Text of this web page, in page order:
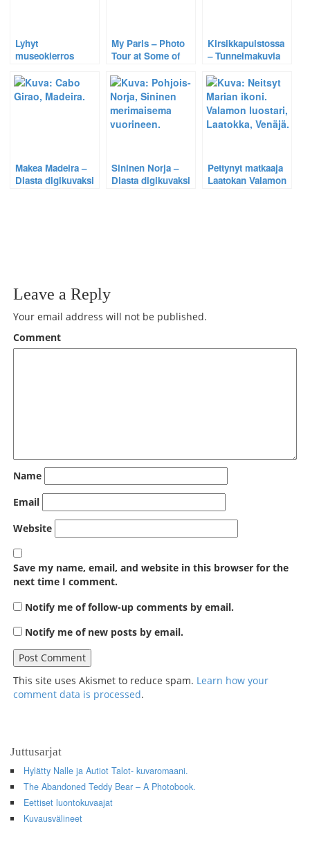
Lyhyt
museokierros
Musée d’Orsay,
Versailles,
Katakombit
My Paris – Photo
Tour at Some of
Interesting Tourist
Sites in Paris
Kirsikkapuistossa
– Tunnelmakuvia
Tukholman
Kungsträdgårdenissa.
Makea Madeira –
Diasta digikuvaksi
Sininen Norja –
Diasta digikuvaksi
Pettynyt matkaaja
Laatokan Valamon
Leave a Reply
Your email address will not be published.
Comment
Name
Email
Website
Save my name, email, and website in this browser for the
next time I comment.
Notify me of follow-up comments by email.
Notify me of new posts by email.
This site uses Akismet to reduce spam. Learn how your
comment data is processed.
Juttusarjat
Hylätty Nalle ja Autiot Talot- kuvaromaani.
The Abandoned Teddy Bear – A Photobook.
Eettiset luontokuvaajat
Kuvausvälineet